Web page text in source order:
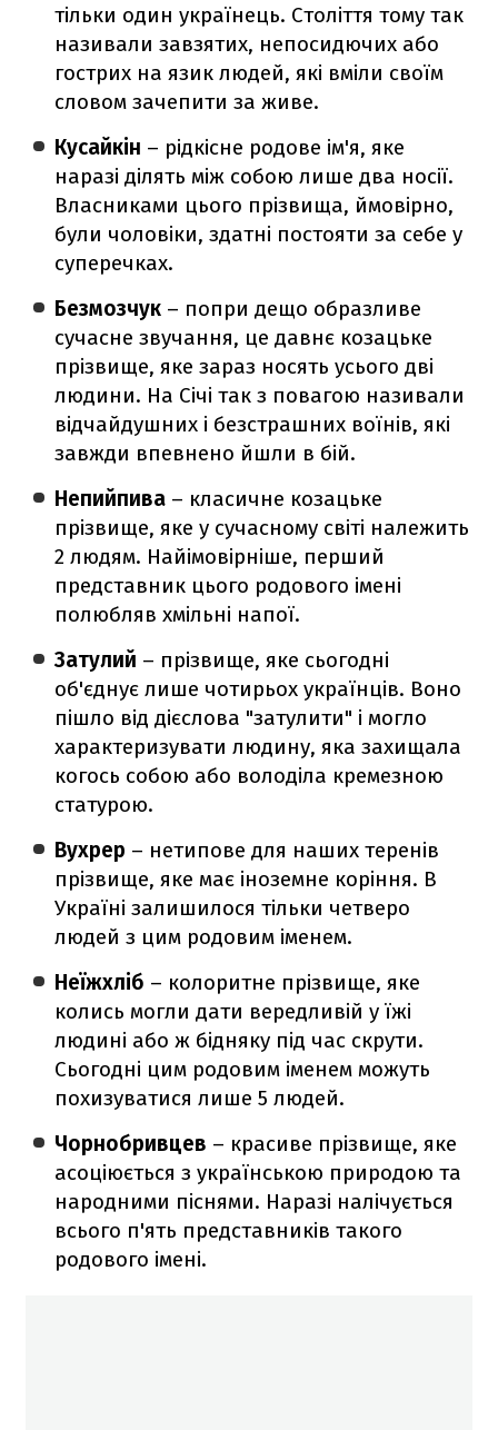
тільки один українець. Століття тому так
називали завзятих, непосидючих або
гострих на язик людей, які вміли своїм
словом зачепити за живе.
Кусайкін – рідкісне родове ім'я, яке
наразі ділять між собою лише два носії.
Власниками цього прізвища, ймовірно,
були чоловіки, здатні постояти за себе у
суперечках.
Безмозчук – попри дещо образливе
сучасне звучання, це давнє козацьке
прізвище, яке зараз носять усього дві
людини. На Січі так з повагою називали
відчайдушних і безстрашних воїнів, які
завжди впевнено йшли в бій.
Непийпива – класичне козацьке
прізвище, яке у сучасному світі належить
2 людям. Найімовірніше, перший
представник цього родового імені
полюбляв хмільні напої.
Затулий – прізвище, яке сьогодні
об'єднує лише чотирьох українців. Воно
пішло від дієслова "затулити" і могло
характеризувати людину, яка захищала
когось собою або володіла кремезною
статурою.
Вухрер – нетипове для наших теренів
прізвище, яке має іноземне коріння. В
Україні залишилося тільки четверо
людей з цим родовим іменем.
Неїжхліб – колоритне прізвище, яке
колись могли дати вередливій у їжі
людині або ж бідняку під час скрути.
Сьогодні цим родовим іменем можуть
похизуватися лише 5 людей.
Чорнобривцев – красиве прізвище, яке
асоціюється з українською природою та
народними піснями. Наразі налічується
всього п'ять представників такого
родового імені.